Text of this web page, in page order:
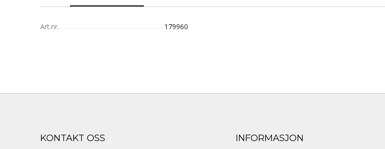
Art.nr. 179960
KONTAKT OSS INFORMASJON